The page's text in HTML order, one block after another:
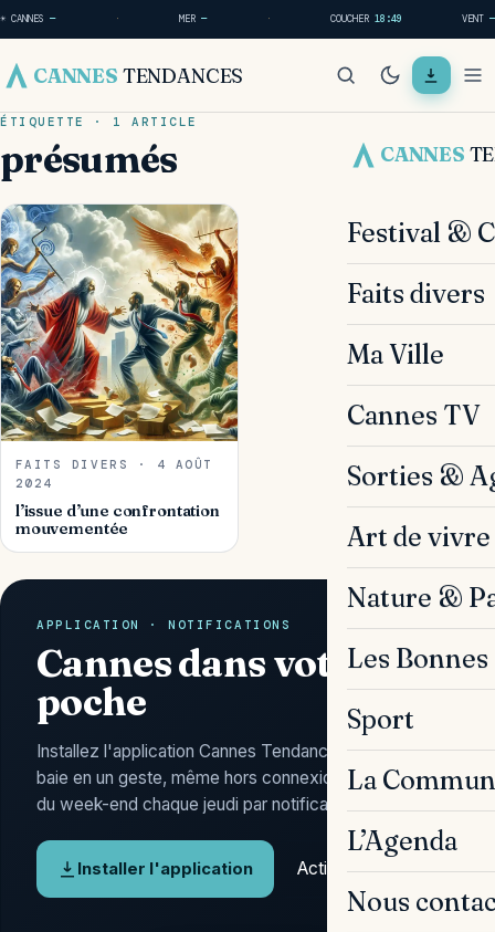
☀ CANNES — · MER— · COUCHER18:49 VENT —
CANNES TENDANCES
CANNES
Festival &
Faits divers
Ma Ville
Cannes TV
Sorties &
Art de vivre
Nature &
Les
Sport
La
L’Agenda
Nous
ÉTIQUETTE · 1 ARTICLE
présumés
FAITS DIVERS · 4 AOÛT
2024
l’issue d’une confrontation
mouvementée
APPLICATION · NOTIFICATIONS
Cannes dans votre
poche
Installez l'application Cannes Tendances : l'actu de la
baie en un geste, même hors connexion, et l'Agenda
du week-end chaque jeudi par notification.
Installer l'application Activer les alertes